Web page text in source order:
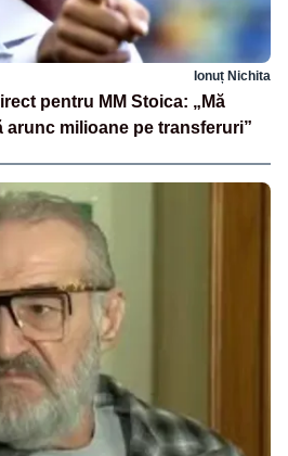
Ionuț Nichita
pentru MM Stoica: „Mă
arunc milioane pe transferuri”